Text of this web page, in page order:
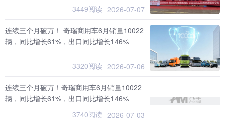
3449阅读 2026-07-07
连续三个月破万！ 奇瑞商用车6月销量10022
辆，同比增长61%，出口同比增长146%
3320阅读 2026-07-06
连续三个月破万！奇瑞商用车6月销量10022
辆，同比增长61%，出口同比增长146%
3740阅读 2026-07-03